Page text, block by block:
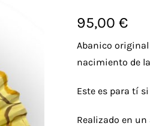
con5.00 de 5
en base a
un cliente
95,00 €
Abanico
nacimiento de
Este es para tí
Realizado en